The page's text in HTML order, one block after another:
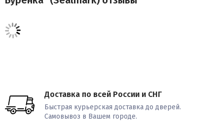
Доставка по всей России и СНГ
Быстрая курьерская доставка до дверей.
Самовывоз в Вашем городе.